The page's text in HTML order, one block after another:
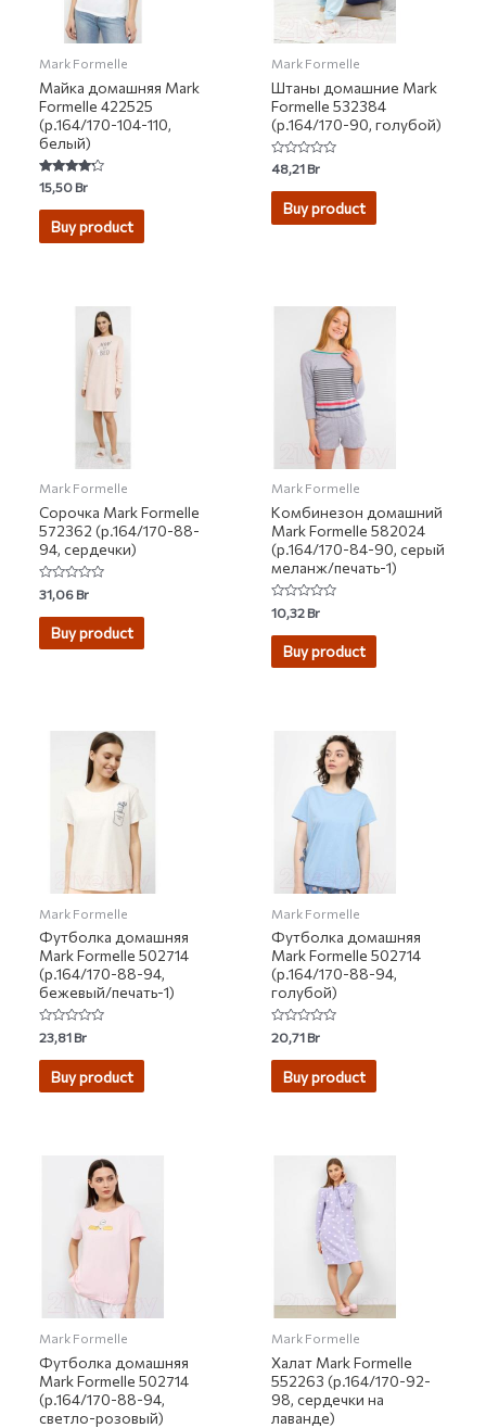
Mark Formelle
Майка домашняя Mark
Formelle 422525
(р.164/170-104-110,
белый)
Rated
4.00
out of 5
15,50Br
Buy product
Mark Formelle
Штаны домашние Mark
Formelle 532384
(р.164/170-90, голубой)
Rated
0
out
48,21Br
Buy product
Mark Formelle
Сорочка Mark Formelle
572362 (р.164/170-88-
94, сердечки)
Rated
0
out
31,06Br
Buy product
Mark Formelle
Комбинезон домашний
Mark Formelle 582024
(р.164/170-84-90, серый
меланж/печать-1)
Rated
0
out
10,32Br
Buy product
Mark Formelle
Футболка домашняя
Mark Formelle 502714
(р.164/170-88-94,
бежевый/печать-1)
Rated
0
out
23,81Br
Buy product
Mark Formelle
Футболка домашняя
Mark Formelle 502714
(р.164/170-88-94,
голубой)
Rated
0
out
20,71Br
Buy product
Mark Formelle
Футболка домашняя
Mark Formelle 502714
(р.164/170-88-94,
светло-розовый)
Mark Formelle
Халат Mark Formelle
552263 (р.164/170-92-
98, сердечки на
лаванде)